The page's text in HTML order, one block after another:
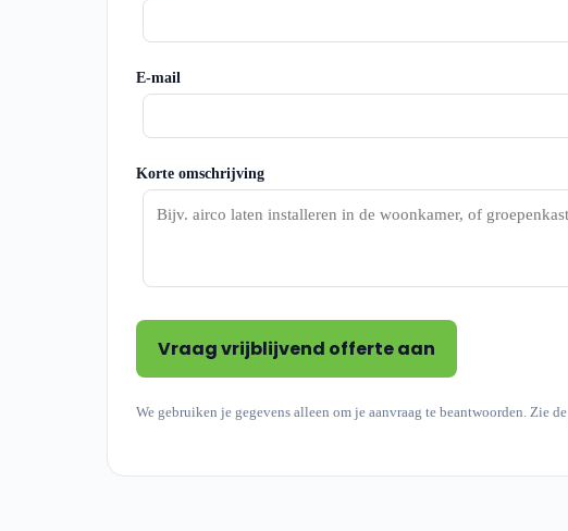
E-mail
Korte omschrijving
Vraag vrijblijvend offerte aan
We gebruiken je gegevens alleen om je aanvraag te beantwoorden. Zie de